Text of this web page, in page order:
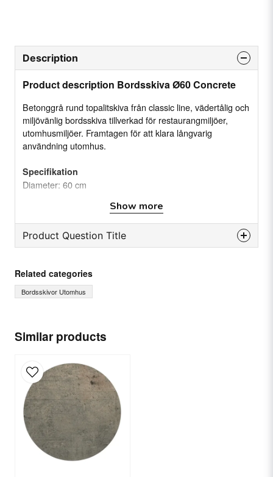
Similar products
Description
Product description Bordsskiva Ø60 Concrete
Betonggrå rund topalitskiva från classic line, vädertålig och
miljövänlig bordsskiva tillverkad för restaurangmiljöer,
utomhusmiljöer. Framtagen för att klara långvarig
användning utomhus.
Specifikation
Diameter: 60 cm
Tjocklek: (kanten) 26 mm
Vikt: 4 kg
Färg: Betonggrå
Material: Topalit
Show more
Product Question Title
Ask us something about this product...
Name
email
Email
Yes, you can publish my question.
Related categories
Bordsskivor Utomhus